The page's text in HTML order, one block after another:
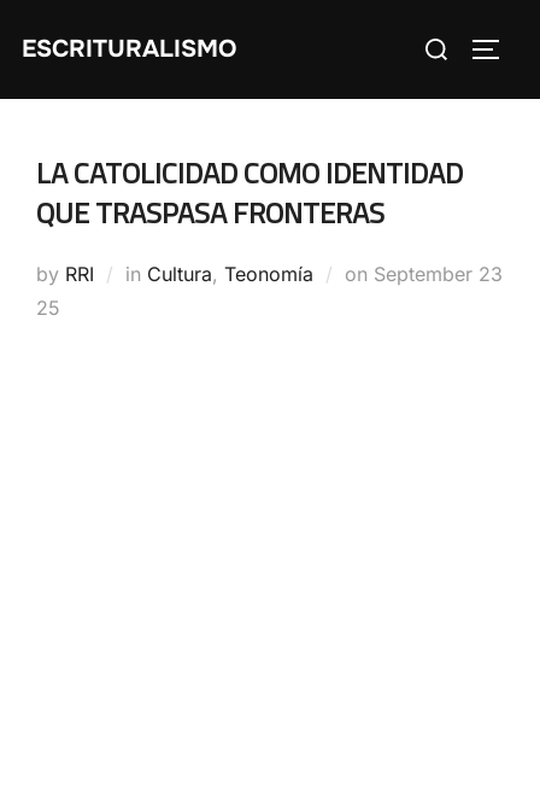
ESCRITURALISMO
Search
LA CATOLICIDAD COMO IDENTIDAD
QUE TRASPASA FRONTERAS
by RRI in Cultura, Teonomía on Posted
September 23
25